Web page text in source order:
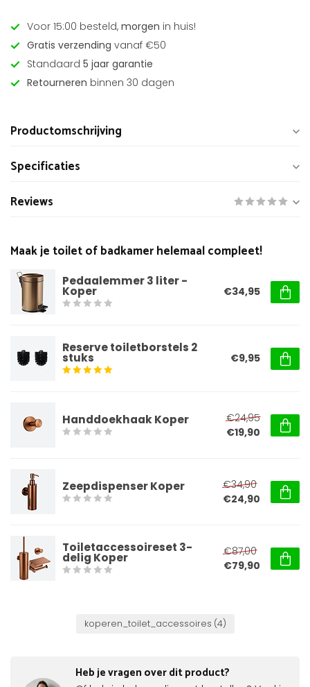
Voor 15:00 besteld, morgen in huis!
Gratis verzending vanaf €50
Standaard 5 jaar garantie
Retourneren binnen 30 dagen
Productomschrijving
Specificaties
Reviews
Maak je toilet of badkamer helemaal compleet!
Pedaalemmer 3 liter -
Koper €34,95
Reserve toiletborstels 2
stuks €9,95
Handdoekhaak Koper
€24,95
€19,90
Zeepdispenser Koper
€34,90
€24,90
Toiletaccessoireset 3-
delig Koper
€87,00
€79,90
koperen_toilet_accessoires (4)
Heb je vragen over dit product?